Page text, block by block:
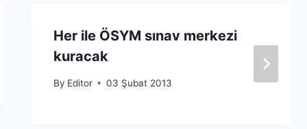
Her ile ÖSYM sınav merkezi
kuracak
By Editor 03 Şubat 2013